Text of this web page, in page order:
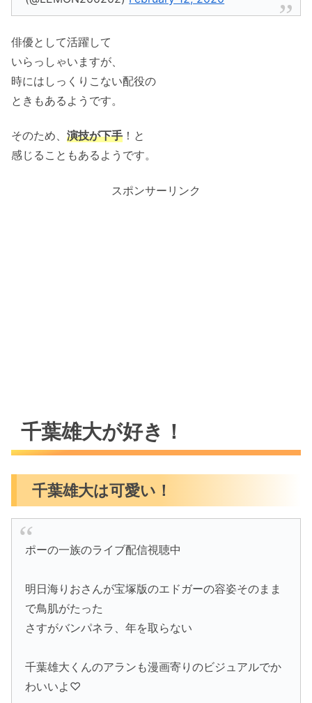
俳優として活躍して
いらっしゃいますが、
時にはしっくりこない配役の
ときもあるようです。
そのため、 演技が下手 ！と
感じることもあるようです。
スポンサーリンク
千葉雄大が好き！
千葉雄大は可愛い！
ポーの一族のライブ配信視聴中
明日海りおさんが宝塚版のエドガーの容姿そのまま
で鳥肌がたった
さすがバンパネラ、年を取らない
千葉雄大くんのアランも漫画寄りのビジュアルでか
わいいよ♡